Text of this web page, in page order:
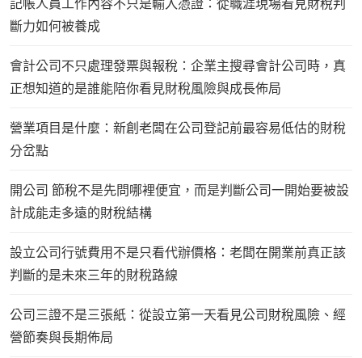
斷力如何被養成
會計公司不只處理發票與報稅：企業主搜尋會計公司時，真
正想知道的是誰能陪你看見財稅風險與成長佈局
營業項目是什麼：新創老闆在公司登記前最容易低估的財稅
分岔點
開公司 節稅不是先問哪裡便宜，而是判斷公司一開始要被設
計成能走多遠的財稅結構
設立公司行號費用不是只看代辦價格：老闆在開業前真正該
判斷的是未來三年的財稅路線
公司三證不是三張紙：從設立第一天看見公司財稅風險、經
營節奏與長期佈局